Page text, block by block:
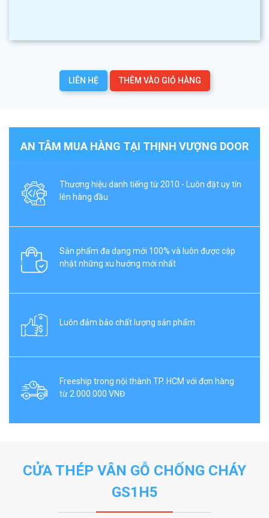
LIÊN HỆ THÊM VÀO GIỎ HÀNG
AN TÂM MUA HÀNG TẠI THỊNH VƯỢNG DOOR
Thương hiệu danh tiếng từ 2010 - Luôn đặt uy tín
lên hàng đầu
Sản phẩm đa dạng mới 100% và luôn được cập
nhật những xu hướng mới nhất
Luôn đảm bảo chất lượng sản phẩm
Freeship trong nội thành TP. HCM với đơn hàng
từ 2.000.000 VNĐ
CỬA THÉP VÂN GỖ CHỐNG CHÁY
GS1H5